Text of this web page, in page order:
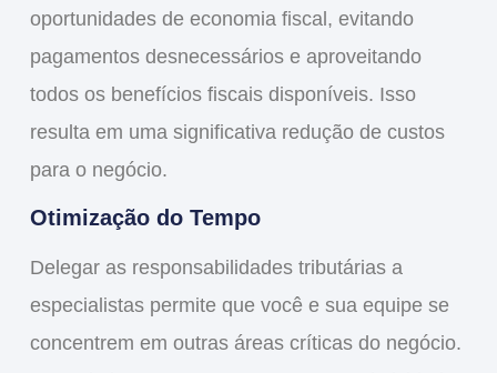
oportunidades de economia fiscal, evitando
pagamentos desnecessários e aproveitando
todos os benefícios fiscais disponíveis. Isso
resulta em uma significativa redução de custos
para o negócio.
Otimização do Tempo
Delegar as responsabilidades tributárias a
especialistas permite que você e sua equipe se
concentrem em outras áreas críticas do negócio.